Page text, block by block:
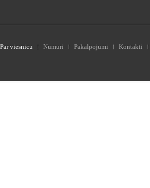
Par viesnicu Numuri Pakalpojumi Kontakti